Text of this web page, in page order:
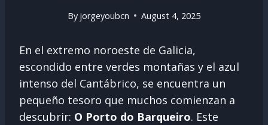
By jorgeyoubcn August 4, 2025
En el extremo noroeste de Galicia,
escondido entre verdes montañas y el azul
intenso del Cantábrico, se encuentra un
pequeño tesoro que muchos comienzan a
descubrir: O Porto do Barqueiro. Este